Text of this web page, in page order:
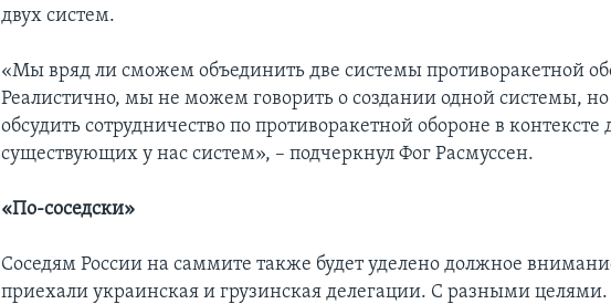
двух систем.
«Мы вряд ли сможем объединить две системы противоракетной
Реалистично, мы не можем говорить о создании одной системы,
обсудить сотрудничество по противоракетной обороне в контексте
существующих у нас систем», – подчеркнул Фог Расмуссен.
«По-соседски»
Соседям России на саммите также будет уделено должное
приехали украинская и грузинская делегации. С разными целями.